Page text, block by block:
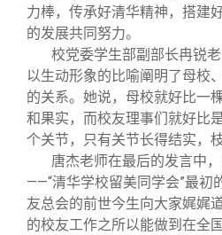
联系我们
力棒，传承好清华精神，搭建
的发展共同努力。
校党委学生部副部长冉锐
以生动形象的比喻阐明了母校
的关系。她说，母校就好比一
和果实，而校友理事们就好比
个关节，只有关节长得结实，
唐杰老师在最后的发言中
——“清华学校留美同学会”最初
友总会的前世今生向大家娓娓
的校友工作之所以能做到在全